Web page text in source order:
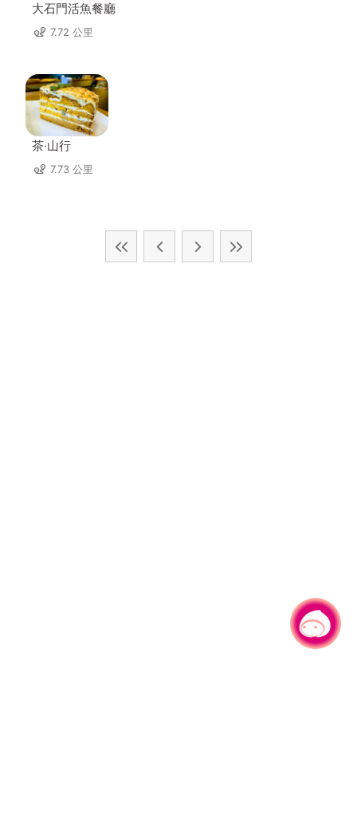
大石門活魚餐廳
7.72 公里
茶‧山行
7.73 公里